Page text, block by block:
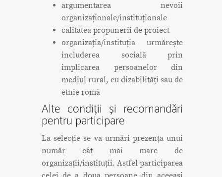
argumentarea nevoii
organizaționale/instituționale
calitatea propunerii de proiect
organizația/instituția urmărește
includerea socială prin
implicarea persoanelor din
mediul rural, cu dizabilități sau de
etnie romă
Alte condiții și recomandări
pentru participare
La selecție se va urmări prezența unui
număr cât mai mare de
organizații/instituții. Astfel participarea